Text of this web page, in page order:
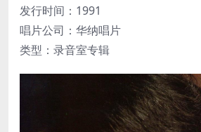
发行时间：1991
唱片公司：华纳唱片
类型：录音室专辑